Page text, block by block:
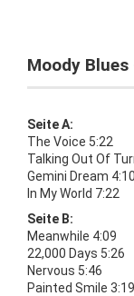
Moody
Seite A:
The Voice 5:22
Talking Out Of
Gemini Dream 4:10
In My World 7:22
Seite B:
Meanwhile 4:09
22,000 Days 5:26
Nervous 5:46
Painted Smile 3:19